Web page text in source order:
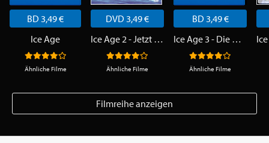
BD 3,49 €
Ice Age
Ähnliche Filme
DVD 3,49 €
Ice Age 2 - Jetzt taut's
Ähnliche Filme
BD 3,49 €
Ice Age 3 - Die Dinosaurier sind los
Ähnliche Filme
Filmreihe anzeigen